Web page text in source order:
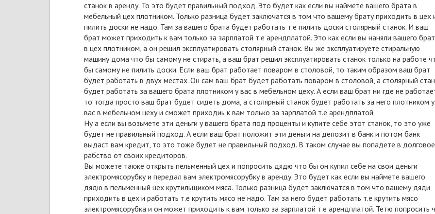
станок в аренду. То это будет правильный подход. Это будет как если вы наймете вашего брата в
мебельный цех плотником. Только разница будет заключатся в том что вашему брату приходить в цех
пилить доски не надо. Там за вашего брата будет работать т.е пилить доски столярный станок. И ваш
брат может приходить к вам только за зарплатой т.е арендплатой. Это как если вы наняли вашего
в цех плотником, а он решил эксплуатировать столярный станок. Вы же эксплуатируете стиральную
машину дома что бы самому не стирать, а ваш брат решил эксплуатировать станок только на работе
бы самому не пилить доски. Если ваш брат работает поваром в столовой, то таким образом ваш брат
будет работать в двух местах. Он сам ваш брат будет работать поваром в столовой, а столярный
будет работать за вашего брата плотником у вас в мебельном цеху. А если ваш брат ни где не
то тогда просто ваш брат будет сидеть дома, а столярный станок будет работать за него плотником у
вас в мебельном цеху и сможет приходиь к вам только за зарплатой т.е арендплатой.
Ну а если вы возьмете эти деньги у вашего брата под проценты и купите себе этот станок, то это уже
будет не правильный подход. А если ваш брат положит эти деньги на депозит в банк и потом банк
выдаст вам кредит, то это тоже будет не правильный подход. В таком случае вы попадете в долговое
рабство от своих кредиторов.
Вы можете также открыть пельменный цех и попросить дядю что бы он купил себе на свои деньги
электромясорубку и передал вам электромясорубку в аренду. Это будет как если вы наймете вашего
дядю в пельменный цех крутильщиком мяса. Только разница будет заключатся в том что вашему дяди
приходить в цех и работать т.е крутить мясо не надо. Там за него будет работать т.е крутить мясо
электромясорубка и он может приходить к вам только за зарплатой т.е арендплатой. Тетю попросить